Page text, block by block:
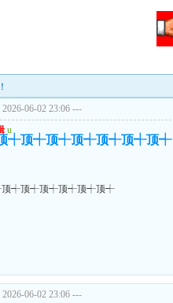
06-02 23:06 ---
u
┽顶┽顶┽顶┽顶┽顶┽顶┽
┽顶┽顶┽顶┽顶┽顶┽
06-02 23:06 ---